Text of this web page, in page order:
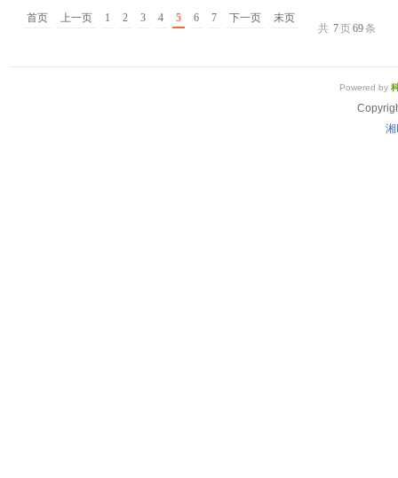
首页 上一页 1 2 3 4 5 6 7 下一页
末页
共 7页69条
Powered by